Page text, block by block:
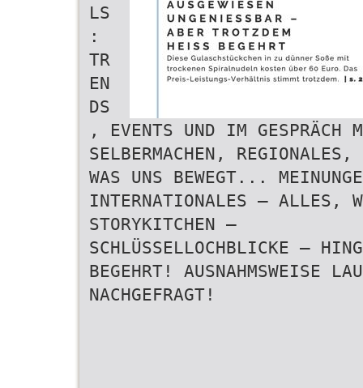
LS
:
TR
EN
DS
, EVENTS UND IM GESPRÄCH
SELBERMACHEN,
WAS UNS BEWEGT...
INTERNATIONALES – ALLES,
STORYKITCHEN –
SCHLÜSSELLOCHBLICKE –
BEGEHRT! AUSNAHMSWEISE
NACHGEFRAGT!